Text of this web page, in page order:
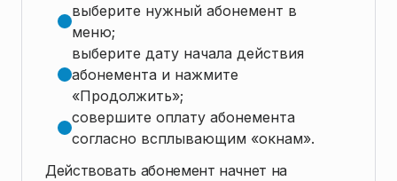
выберите нужный абонемент в
меню;
выберите дату начала действия
абонемента и нажмите
«Продолжить»;
совершите оплату абонемента
согласно всплывающим «окнам».
Действовать абонемент начнет на